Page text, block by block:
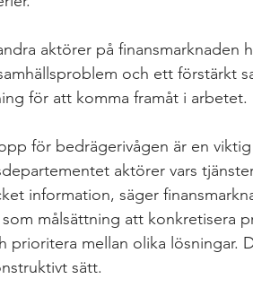
aktörer på finansmarknaden
och ett förstärkt
för att komma framåt i arbetet.
för bedrägerivågen är en
aktörer vars
information, säger
målsättning att konkretisera
prioritera mellan olika
sätt.